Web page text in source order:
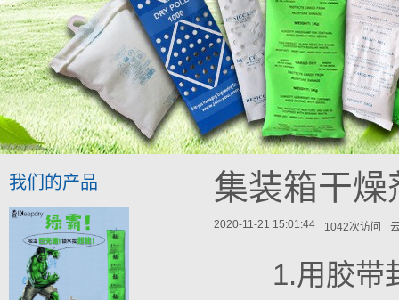
我们的产品 集装箱干
2020-11-21 15:01:44 1042次访问
1.用胶带封